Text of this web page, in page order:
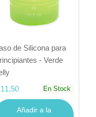
de Silicona para
- Verde
En Stock
Añadir a la